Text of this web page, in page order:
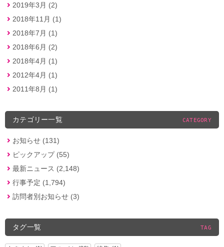
2019年3月 (2)
2018年11月 (1)
2018年7月 (1)
2018年6月 (2)
2018年4月 (1)
2012年4月 (1)
2011年8月 (1)
カテゴリー一覧 CATEGORY
お知らせ (131)
ピックアップ (55)
最新ニュース (2,148)
行事予定 (1,794)
訪問者別お知らせ (3)
タグ一覧 TAG